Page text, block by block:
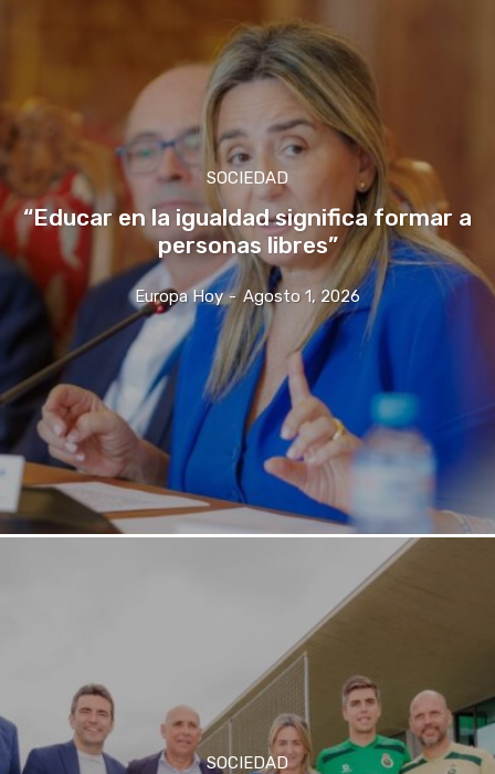
SOCIEDAD
“Educar en la igualdad significa formar a
personas libres”
Europa Hoy - Agosto 1, 2026
SOCIEDAD